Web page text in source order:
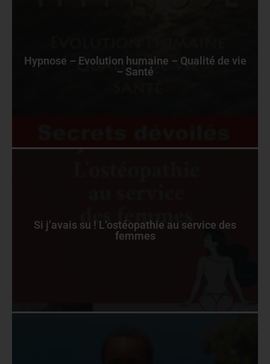
Hypnose – Evolution humaine – Qualité de vie
– Santé
Si j’avais su ! L’ostéopathie au service des
femmes